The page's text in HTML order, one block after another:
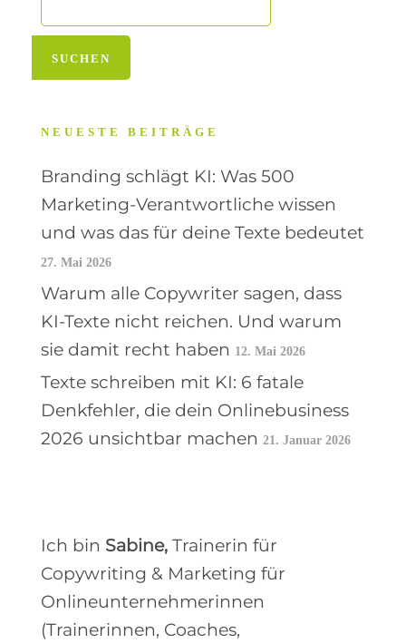
NEUESTE BEITRÄGE
Branding schlägt KI: Was 500
Marketing-Verantwortliche wissen
und was das für deine Texte bedeutet
27. Mai 2026
Warum alle Copywriter sagen, dass
KI-Texte nicht reichen. Und warum
sie damit recht haben 12. Mai 2026
Texte schreiben mit KI: 6 fatale
Denkfehler, die dein Onlinebusiness
2026 unsichtbar machen 21. Januar 2026
Ich bin Sabine, Trainerin für
Copywriting & Marketing für
Onlineunternehmerinnen
(Trainerinnen, Coaches,